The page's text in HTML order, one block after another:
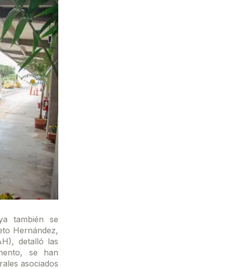
también se
Hernández,
detalló las
se han
asociados